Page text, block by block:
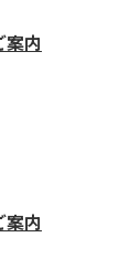
案内
案内